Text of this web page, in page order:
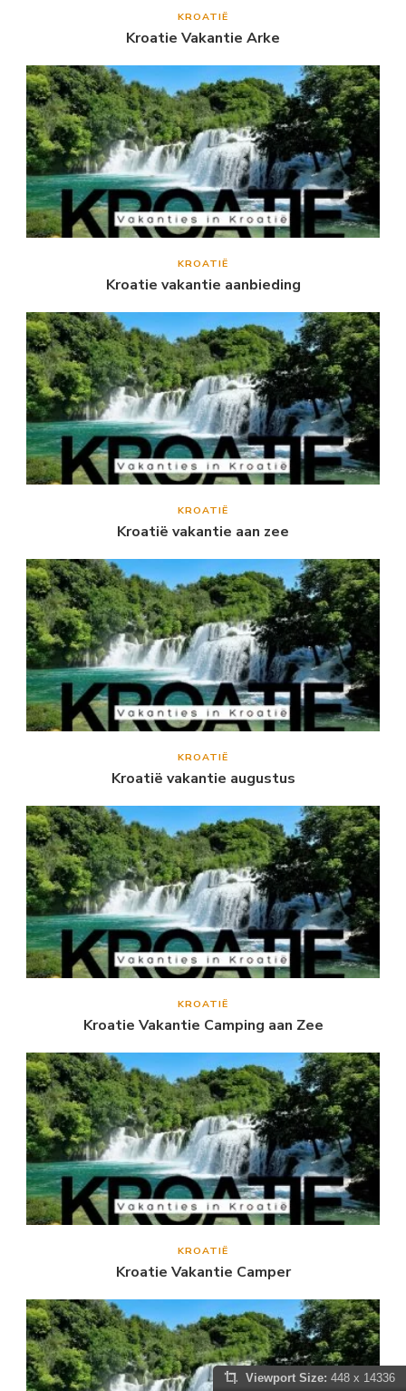
KROATIË
Kroatie Vakantie Arke
KROATIË
Kroatie vakantie aanbieding
KROATIË
Kroatië vakantie aan zee
KROATIË
Kroatië vakantie augustus
KROATIË
Kroatie Vakantie Camping aan Zee
KROATIË
Kroatie Vakantie Camper
Viewport Size: 448 x 14336